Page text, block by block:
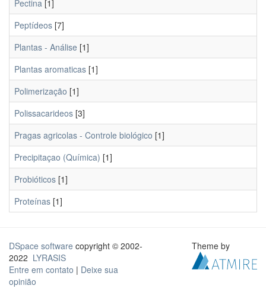
Pectina [1]
Peptídeos [7]
Plantas - Análise [1]
Plantas aromaticas [1]
Polimerização [1]
Polissacarideos [3]
Pragas agricolas - Controle biológico [1]
Precipitaçao (Química) [1]
Probióticos [1]
Proteínas [1]
DSpace software copyright © 2002-
2022 LYRASIS
Entre em contato | Deixe sua
opinião
Theme by